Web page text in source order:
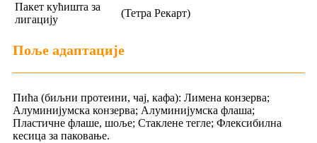
Пакет кућишта за
лигацију
(Тетра Рекарт)
Поље адаптације
Пића (биљни протеини, чај, кафа): Лимена конзерва;
Алуминијумска конзерва; Алуминијумска флаша;
Пластичне флаше, шоље; Стаклене тегле; Флексибилна
кесица за паковање.